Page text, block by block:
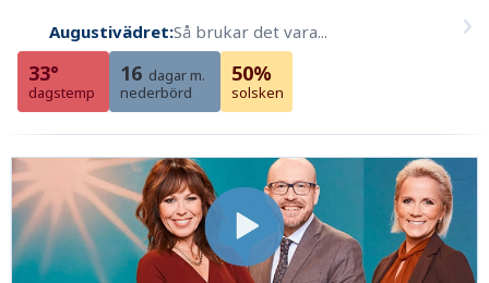
Augustivädret:Så brukar det vara...
33°
dagstemp
16 dagar m.
nederbörd
50%
solsken